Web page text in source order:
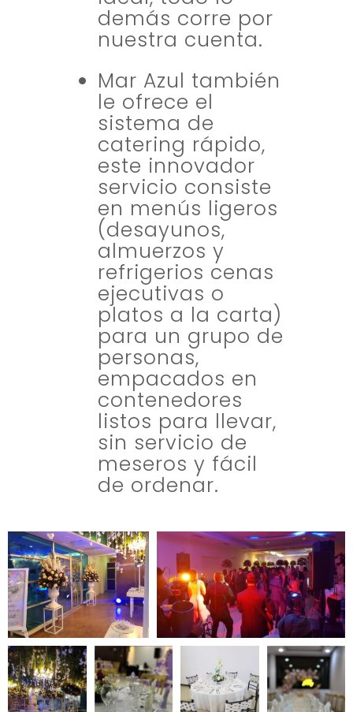
demás corre por
nuestra cuenta.
Mar Azul también
le ofrece el
sistema de
catering rápido,
este innovador
servicio consiste
en menús ligeros
(desayunos,
almuerzos y
refrigerios cenas
ejecutivas o
platos a la carta)
para un grupo de
personas,
empacados en
contenedores
listos para llevar,
sin servicio de
meseros y fácil
de ordenar.